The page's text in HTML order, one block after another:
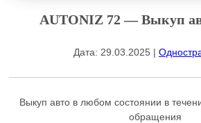
AUTONIZ 72 — Выкуп
Дата: 29.03.2025 |
Выкуп авто в любом состоянии в
обращения